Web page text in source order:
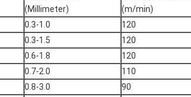
(Millimeter)
(m/min)
0.3-1.0
120
0.3-1.5
120
0.6-1.8
120
0.7-2.0
110
0.8-3.0
90